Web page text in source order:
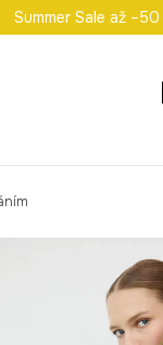
nákupu nad 1 200 Kč
Summer Sale až